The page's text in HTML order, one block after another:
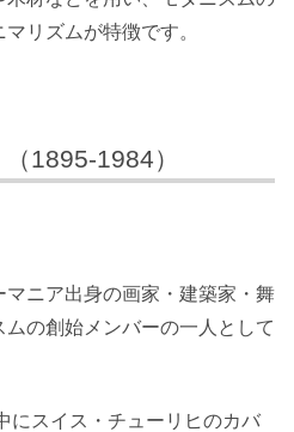
リズムが特徴です。
1895-1984）
ニア出身の画家・建築家・舞
の創始メンバーの一人として
にスイス・チューリヒのカバ